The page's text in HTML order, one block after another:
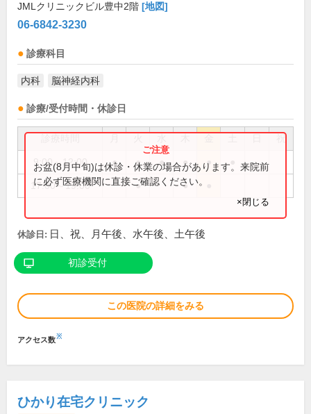
JMLクリニックビル豊中2階 [地図]
06-6842-3230
診療科目
内科 脳神経内科
診療/受付時間・休診日
祝
9:00～12:00 ● ● ● ● ●
17:00～19:00 ● ●
お盆(8月中旬)は休診・休業の場合があります。来院前
に必ず医療機関に直接ご確認ください。
×閉じる
休診日: 日、祝、月午後、水午後、土午後
初診受付
この医院の詳細をみる
アクセス数※
ひかり在宅クリニック